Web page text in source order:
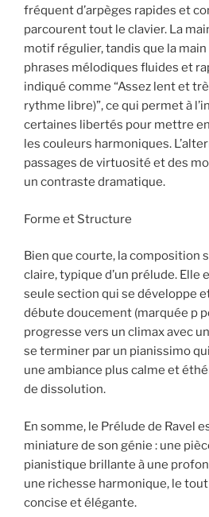
fréquent d’arpèges rapides et
parcourent tout le clavier. La
motif régulier, tandis que la
phrases mélodiques fluides et
indiqué comme “Assez lent et
rythme libre)”, ce qui permet à
certaines libertés pour mettre
les couleurs harmoniques.
passages de virtuosité et des
un contraste dramatique.
Forme et Structure
Bien que courte, la composition
claire, typique d’un prélude. Elle
seule section qui se développe
débute doucement (marquée p
progresse vers un climax avec
se terminer par un pianissimo
une ambiance plus calme et
de dissolution.
En somme, le Prélude de Ravel
miniature de son génie : une
pianistique brillante à une
une richesse harmonique, le
concise et élégante.